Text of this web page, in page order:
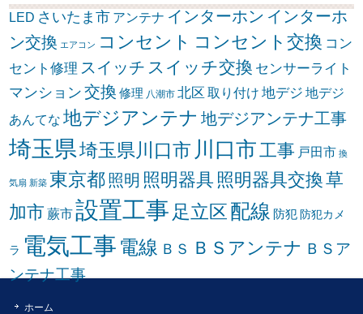
LED さいたま市 アンテナ インターホン インターホ
ン交換 エアコン コンセント コンセント交換 コン
セント修理 スイッチ スイッチ交換 センサーライト
マンション 交換 修理 八潮市 北区 取り付け 地デジ 地デジ
あんてな 地デジアンテナ 地デジアンテナ工事
埼玉県埼玉県川口市 川口市工事 戸田市 換
気扇 新築 東京都照明 照明器具 照明器具交換草
加市 蕨市設置工事 足立区配線 防犯 防犯カメ
ラ 電気工事 電線 ＢＳ ＢＳアンテナ ＢＳア
ンテナ工事
ホーム